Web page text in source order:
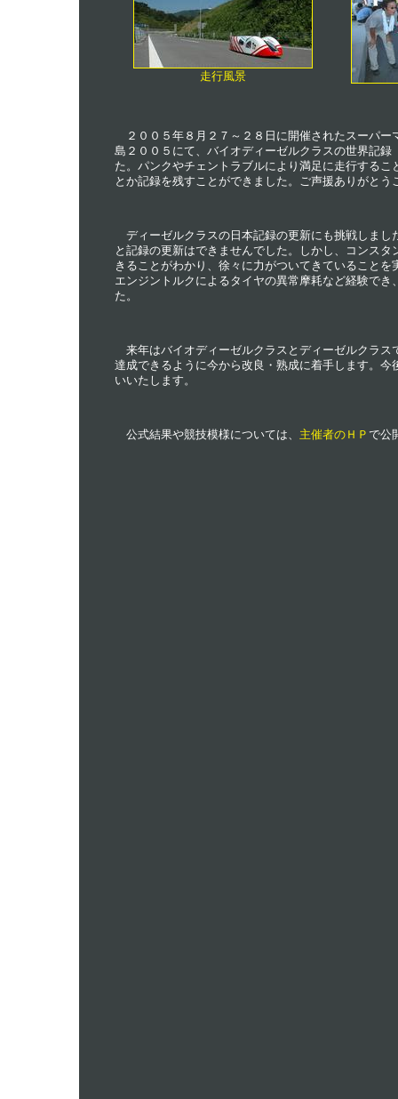
走行風景
２００５年８月２７～２８日に開催されたスーパー
島２００５にて、バイオディーゼルクラスの世界記録
た。パンクやチェントラブルにより満足に走行するこ
とか記録を残すことができました。ご声援ありがとう
ディーゼルクラスの日本記録の更新にも挑戦しまし
と記録の更新はできませんでした。しかし、コンスタ
きることがわかり、徐々に力がついてきていることを
エンジントルクによるタイヤの異常摩耗など経験でき
た。
来年はバイオディーゼルクラスとディーゼルクラス
達成できるように今から改良・熟成に着手します。今
いいたします。
公式結果や競技模様については、 主催者のＨＰ で公